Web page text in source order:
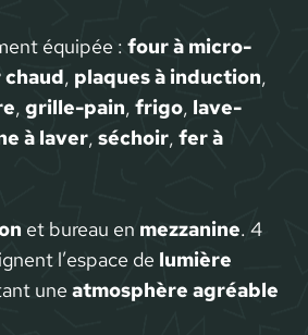
équipée : four à micro-
, plaques à induction,
, grille-pain, frigo, lave-
à laver, séchoir, fer à
et bureau en mezzanine. 4
l’espace de lumière
une atmosphère agréable